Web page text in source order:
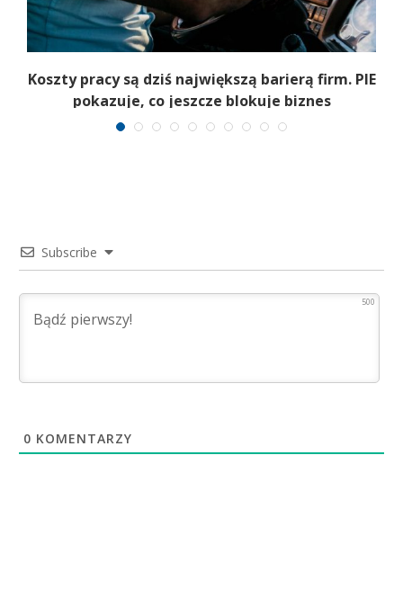
Koszty pracy są dziś największą barierą firm. PIE
pokazuje, co jeszcze blokuje biznes
Subscribe
500
0 KOMENTARZY